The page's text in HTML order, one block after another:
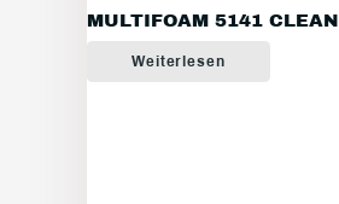
MULTIFOAM 5141 CLEAN
Weiterlesen